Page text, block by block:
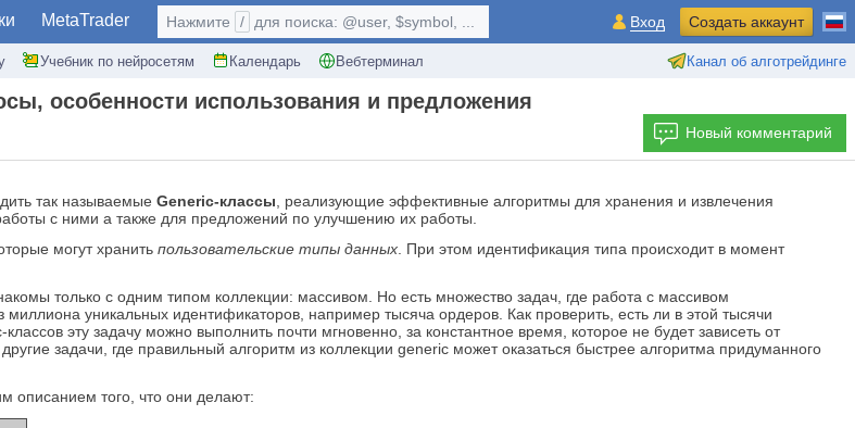
MetaTrader
Учебник по нейросетям Календарь Вебтерминал Канал об алготрейдинге
Нажмите / для поиска: @user, $symbol, ... Вход Создать аккаунт
особенности использования и предложения
Новый комментарий
так называемые Generic-классы, реализующие эффективные алгоритмы для хранения и извлечения
с ними а также для предложений по улучшению их работы.
могут хранить пользовательские типы данных. При этом идентификация типа происходит в момент
только с одним типом коллекции: массивом. Но есть множество задач, где работа с массивом
уникальных идентификаторов, например тысяча ордеров. Как проверить, есть ли в этой тысячи
эту задачу можно выполнить почти мгновенно, за константное время, которое не будет зависеть от
задачи, где правильный алгоритм из коллекции generic может оказаться быстрее алгоритма придуманного
описанием того, что они делают: